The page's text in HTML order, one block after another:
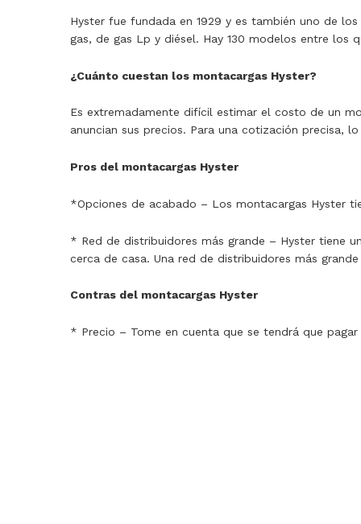
Hyster fue fundada en 1929 y es también uno de
gas, de gas Lp y diésel. Hay 130 modelos entre los
¿Cuánto cuestan los montacargas Hyster?
Es extremadamente difícil estimar el costo de un
anuncian sus precios. Para una cotización precisa,
Pros del montacargas Hyster
*Opciones de acabado – Los montacargas Hyster
* Red de distribuidores más grande – Hyster tiene
cerca de casa. Una red de distribuidores más
Contras del montacargas Hyster
* Precio – Tome en cuenta que se tendrá que